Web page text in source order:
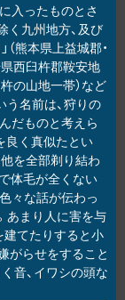
に入ったものとさ
く九州地方、及び
熊本県上益城郡・
県西臼杵郡鞍安地
杵の山地一帯）など
名前は、狩りの
だものと考えら
良く真似たとい
を全部剃り結わ
体毛が全くない
々な話が伝わっ
あまり人に害を与
建てたりすると小
がらせをすること
音、イワシの頭な